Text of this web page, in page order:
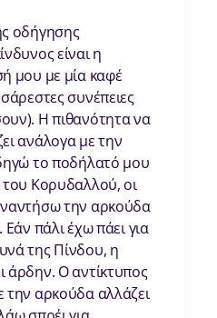
οδήγησης
είναι η
μου με μία καφέ
συνέπειες
Η πιθανότητα να
ανάλογα με την
το ποδήλατό μου
του Κορυδαλλού, οι
την αρκούδα
πάλι έχω πάει για
της Πίνδου, η
άρδην. Ο αντίκτυπος
την αρκούδα αλλάζει